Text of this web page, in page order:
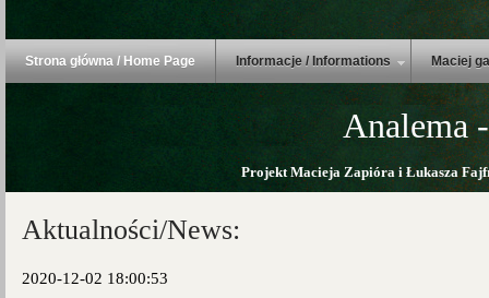
Strona główna / Home Page Informacje / Informations Maciej
Analema
Projekt Macieja Zapióra i Łukasza
Aktualności/News:
2020-12-02 18:00:53